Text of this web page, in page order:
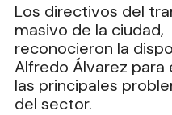
Los directivos del
masivo de la ciudad,
reconocieron la
Alfredo Álvarez para
las principales
del sector.